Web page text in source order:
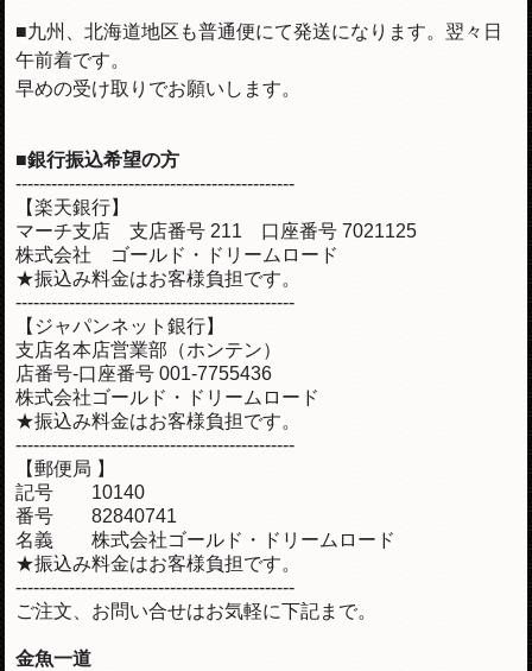
■九州、北海道地区も普通便にて発送になります。翌々日
午前着です。
早めの受け取りでお願いします。
■銀行振込希望の方
-----------------------------------------------
【楽天銀行】
マーチ支店 支店番号 211 口座番号 7021125
株式会社 ゴールド・ドリームロード
★振込み料金はお客様負担です。
-----------------------------------------------
【ジャパンネット銀行】
支店名本店営業部（ホンテン）
店番号-口座番号 001-7755436
株式会社ゴールド・ドリームロード
★振込み料金はお客様負担です。
-----------------------------------------------
【郵便局 】
記号 10140
番号 82840741
名義 株式会社ゴールド・ドリームロード
★振込み料金はお客様負担です。
-----------------------------------------------
ご注文、お問い合せはお気軽に下記まで。
金魚一道